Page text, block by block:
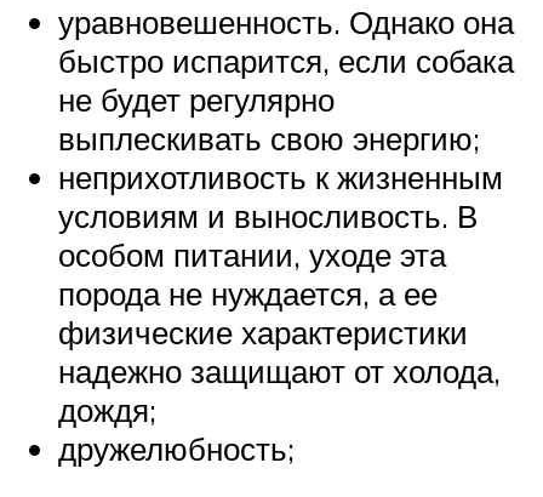
уравновешенность. Однако она
быстро испарится, если собака
не будет регулярно
выплескивать свою энергию;
неприхотливость к жизненным
условиям и выносливость. В
особом питании, уходе эта
порода не нуждается, а ее
физические характеристики
надежно защищают от холода,
дождя;
дружелюбность;